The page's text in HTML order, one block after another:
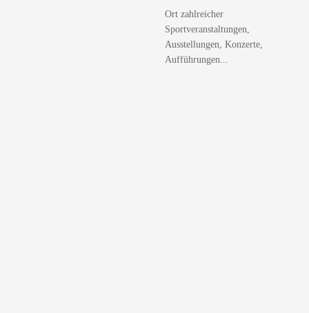
Ort zahlreicher
Sportveranstaltungen,
Ausstellungen, Konzerte,
Aufführungen...